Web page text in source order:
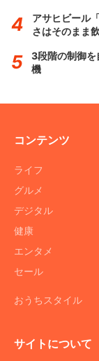
アサヒビール
さはそのまま
3段階の制御
機
コンテンツ
ライフ
グルメ
デジタル
健康
エンタメ
セール
おうちスタイル
サイトについて